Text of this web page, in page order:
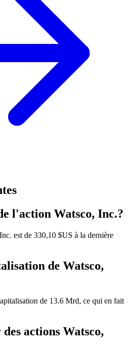
l'action Watsco, Inc.?
est de 330,10 $US à la dernière
de Watsco,
de 13.6 Mrd, ce qui en fait
actions Watsco,